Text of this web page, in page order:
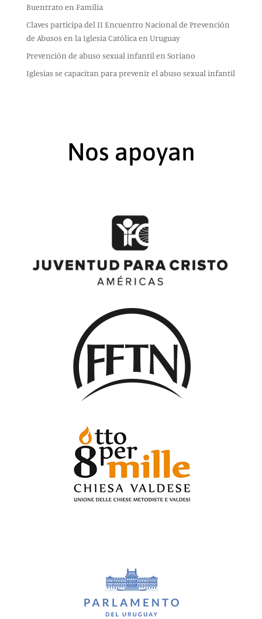
Buentrato en Familia
Claves participa del II Encuentro Nacional de Prevención
de Abusos en la Iglesia Católica en Uruguay
Prevención de abuso sexual infantil en Soriano
Iglesias se capacitan para prevenir el abuso sexual infantil
Nos apoyan